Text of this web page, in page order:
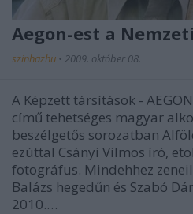
Aegon-est a
szinhazhu • 2009. október 08.
A Képzett társítások -
című tehetséges magyar
beszélgetős sorozatban
ezúttal Csányi Vilmos író,
fotográfus. Mindehhez
Balázs hegedűn és Szabó
2010.…